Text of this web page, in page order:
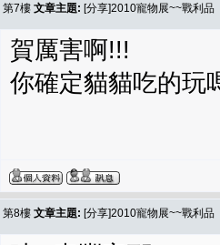
第7樓 文章主題: [分享]2010寵物展~~戰利品
賀厲害啊!!!
你確定貓貓吃的玩
第8樓 文章主題: [分享]2010寵物展~~戰利品